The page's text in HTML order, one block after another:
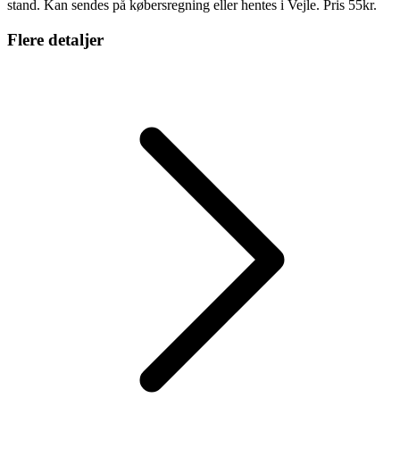
stand. Kan sendes på købersregning eller hentes i Vejle. Pris 55kr.
Flere detaljer